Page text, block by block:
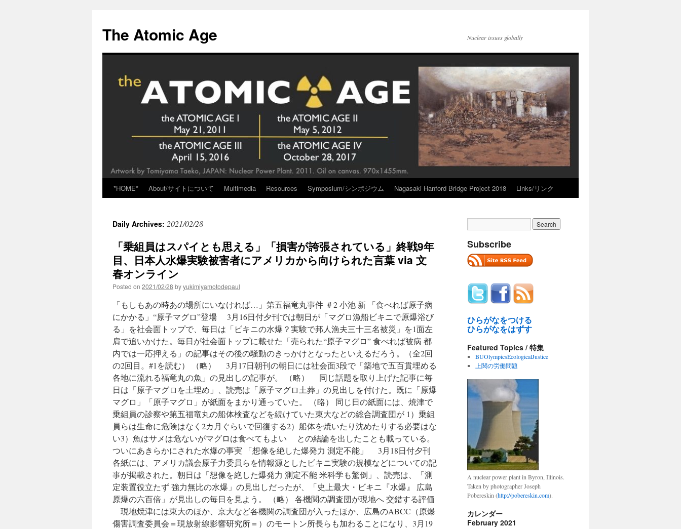
content
The Atomic Age Nuclear issues globally
*HOME* About/サイトについて Multimedia Resources Symposium/シンポジウム Nagasaki Hanford Bridge Project 2018 Links/リンク
Daily Archives: 2021/02/28
「乗組員はスパイとも思える」「損害が誇張されている」終戦9年
目、日本人水爆実験被害者にアメリカから向けられた言葉 via 文
春オンライン
Posted on 2021/02/28 byyukimiyamotodepaul
「もしもあの時あの場所にいなければ…」第五福竜丸事件 ＃2 小池 新 「食べれば原子病
にかかる」“原子マグロ”登場 3月16日付夕刊では朝日が「マグロ漁船ビキニで原爆浴び
る」を社会面トップで、毎日は「ビキニの水爆？実験で邦人漁夫三十三名被災」を1面左
肩で追いかけた。毎日が社会面トップに載せた「売られた“原子マグロ” 食べれば被病 都
内では一応押える」の記事はその後の騒動のきっかけとなったといえるだろう。（全2回
の2回目。#1を読む） （略） 3月17日朝刊の朝日には社会面3段で「築地で五百貫埋める
各地に流れる福竜丸の魚」の見出しの記事が。 （略） 同じ話題を取り上げた記事に毎
日は「原子マグロを土埋め」、読売は「原子マグロ土葬」の見出しを付けた。既に「原爆
マグロ」「原子マグロ」が紙面をまかり通っていた。 （略） 同じ日の紙面には、焼津で
乗組員の診察や第五福竜丸の船体検査などを続けていた東大などの総合調査団が 1）乗組
員らは生命に危険はなく2カ月ぐらいで回復する2）船体を焼いたり沈めたりする必要はな
い3）魚はサメは危ないがマグロは食べてもよい との結論を出したことも載っている。
ついにあきらかにされた水爆の事実 「想像を絶した爆発力 測定不能」 3月18日付夕刊
各紙には、アメリカ議会原子力委員らを情報源としたビキニ実験の規模などについての記
事が掲載された。朝日は「想像を絶した爆発力 測定不能 米科学も驚倒」、読売は、「測
定装置役立たず 強力無比の水爆」の見出しだったが、「史上最大・ビキニ『水爆』 広島
原爆の六百倍」が見出しの毎日を見よう。 （略） 各機関の調査団が現地へ 交錯する評価
現地焼津には東大のほか、京大など各機関の調査団が入ったほか、広島のABCC（原爆
傷害調査委員会＝現放射線影響研究所＝）のモートン所長らも加わることになり、3月19
Subscribe
ひらがなをつける
ひらがなをはずす
Featured Topics / 特集
BUOlympicsEcologicalJustice
上関の労働問題
A nuclear power plant in Byron, Illinois.
Taken by photographer Joseph
Pobereskin (http://pobereskin.com).
カレンダー
February 2021